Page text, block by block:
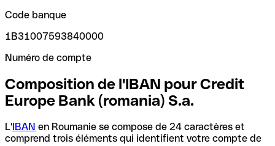
Code banque
1B31007593840000
Numéro de compte
Composition de l'IBAN pour Credit
Europe Bank (romania) S.a.
L'IBAN en Roumanie se compose de 24 caractères et
comprend trois éléments qui identifient votre compte de